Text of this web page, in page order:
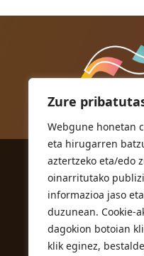
Zure
Webgune honetan
eta hirugarren
aztertzeko eta/edo
oinarritutako
informazioa jaso
duzunean. Cookie-
dagokion botoian
klik eginez,
ORIOKO
Herriko
20810 Orio
T. 943 83